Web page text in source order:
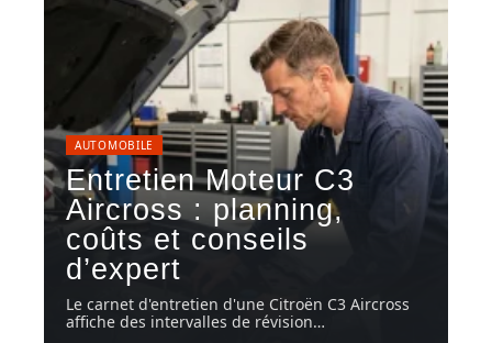
AUTOMOBILE
Entretien Moteur C3
Aircross : planning,
coûts et conseils
d’expert
Le carnet d'entretien d'une Citroën C3 Aircross
affiche des intervalles de révision…